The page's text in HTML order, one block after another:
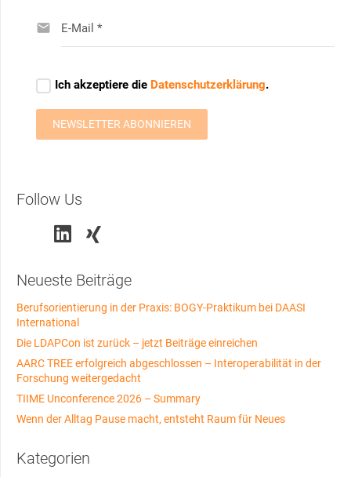
Follow Us
Neueste Beiträge
Berufsorientierung in der Praxis: BOGY-Praktikum bei DAASI
International
Die LDAPCon ist zurück – jetzt Beiträge einreichen
AARC TREE erfolgreich abgeschlossen – Interoperabilität in der
Forschung weitergedacht
TIIME Unconference 2026 – Summary
Wenn der Alltag Pause macht, entsteht Raum für Neues
Kategorien